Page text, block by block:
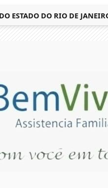
DO RIO DE JANEIRO